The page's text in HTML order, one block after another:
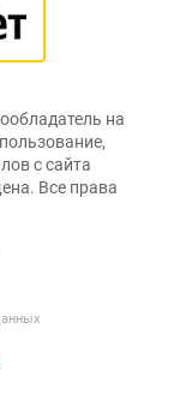
на
с сайта
Все права